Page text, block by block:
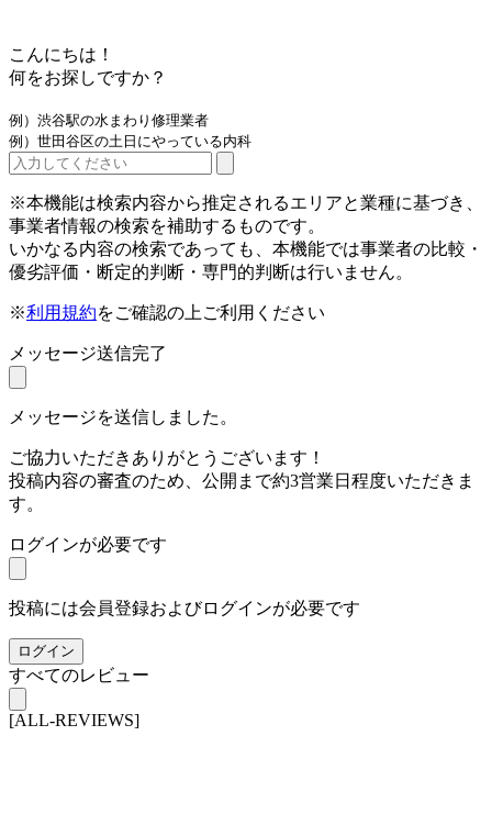
こんにちは！
何をお探しですか？
例）渋谷駅の水まわり修理業者
例）世田谷区の土日にやっている内科
※本機能は検索内容から推定されるエリアと業種に基づき、
事業者情報の検索を補助するものです。
いかなる内容の検索であっても、本機能では事業者の比較・
優劣評価・断定的判断・専門的判断は行いません。
※利用規約をご確認の上ご利用ください
メッセージ送信完了
メッセージを送信しました。
ご協力いただきありがとうございます！
投稿内容の審査のため、公開まで約3営業日程度いただきま
す。
ログインが必要です
投稿には会員登録およびログインが必要です
ログイン
すべてのレビュー
[ALL-REVIEWS]